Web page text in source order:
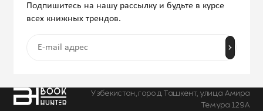
Узбекистан, город Ташкент, улица Амира
Темура 129А
Подпишитесь на нашу рассылку и будьте в курсе
всех книжных трендов.